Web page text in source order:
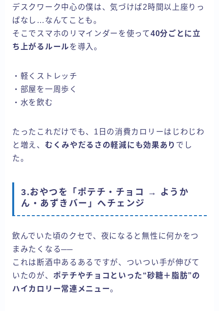
デスクワーク中心の僕は、気づけば2時間以上座りっ
ぱなし…なんてことも。
そこでスマホのリマインダーを使って40分ごとに立
ち上がるルールを導入。
・軽くストレッチ
・部屋を一周歩く
・水を飲む
たったこれだけでも、1日の消費カロリーはじわじわ
と増え、 むくみやだるさの軽減にも効果あり でし
た。
3.おやつを「ポテチ・チョコ → ようか
ん・あずきバー」へチェンジ
飲んでいた頃のクセで、夜になると無性に何かをつ
まみたくなる──
これは断酒中あるあるですが、ついつい手が伸びて
いたのが、 ポテチやチョコといった“砂糖＋脂肪”の
ハイカロリー常連メニュー。